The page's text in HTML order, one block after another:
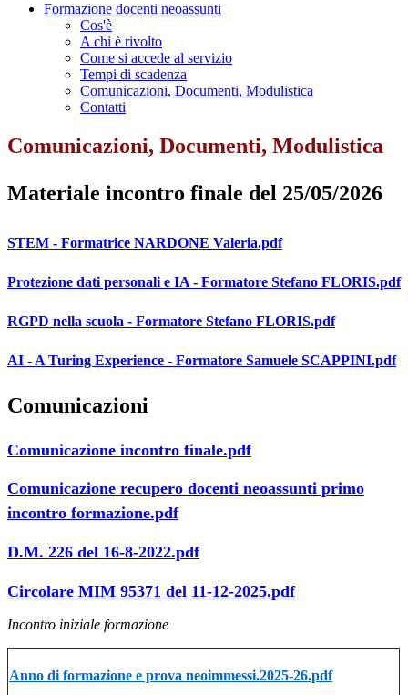
Formazione docenti neoassunti
Cos'è
A chi è rivolto
Come si accede al servizio
Tempi di scadenza
Comunicazioni, Documenti, Modulistica
Contatti
Comunicazioni, Documenti, Modulistica
Materiale incontro finale del 25/05/2026
STEM - Formatrice NARDONE Valeria.pdf
Protezione dati personali e IA - Formatore Stefano FLORIS.pdf
RGPD nella scuola - Formatore Stefano FLORIS.pdf
AI - A Turing Experience - Formatore Samuele SCAPPINI.pdf
Comunicazioni
Comunicazione incontro finale.pdf
Comunicazione recupero docenti neoassunti primo
incontro formazione.pdf
D.M. 226 del 16-8-2022.pdf
Circolare MIM 95371 del 11-12-2025.pdf
Incontro iniziale formazione
Anno di formazione e prova neoimmessi.2025-26.pdf